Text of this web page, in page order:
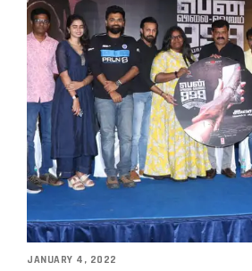
JANUARY 4, 2022